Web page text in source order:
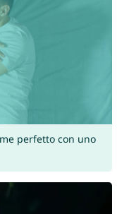
perfetto con uno